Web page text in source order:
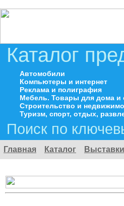
Каталог
Автомобили
Компьютеры и интернет
Реклама и полиграфия
Мебель. Товары для дома и
Строительство и
Туризм, спорт, отдых,
Поиск по
Главная Каталог Выставки